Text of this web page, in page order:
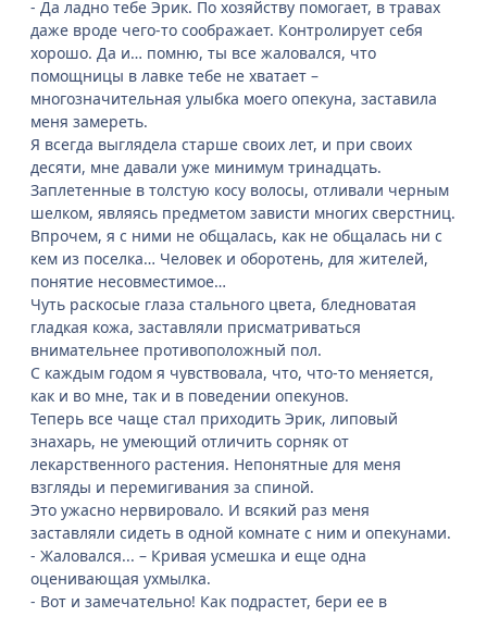
- Да ладно тебе Эрик. По хозяйству помогает, в травах
даже вроде чего-то соображает. Контролирует себя
хорошо. Да и… помню, ты все жаловался, что
помощницы в лавке тебе не хватает –
многозначительная улыбка моего опекуна, заставила
меня замереть.
Я всегда выглядела старше своих лет, и при своих
десяти, мне давали уже минимум тринадцать.
Заплетенные в толстую косу волосы, отливали черным
шелком, являясь предметом зависти многих сверстниц.
Впрочем, я с ними не общалась, как не общалась ни с
кем из поселка… Человек и оборотень, для жителей,
понятие несовместимое…
Чуть раскосые глаза стального цвета, бледноватая
гладкая кожа, заставляли присматриваться
внимательнее противоположный пол.
С каждым годом я чувствовала, что, что-то меняется,
как и во мне, так и в поведении опекунов.
Теперь все чаще стал приходить Эрик, липовый
знахарь, не умеющий отличить сорняк от
лекарственного растения. Непонятные для меня
взгляды и перемигивания за спиной.
Это ужасно нервировало. И всякий раз меня
заставляли сидеть в одной комнате с ним и опекунами.
- Жаловался... – Кривая усмешка и еще одна
оценивающая ухмылка.
- Вот и замечательно! Как подрастет, бери ее в